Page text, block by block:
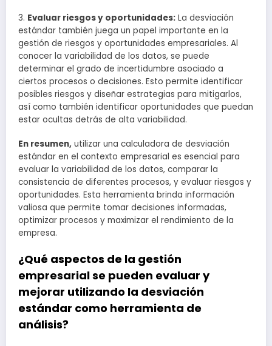
3. Evaluar riesgos y oportunidades: La desviación
estándar también juega un papel importante en la
gestión de riesgos y oportunidades empresariales. Al
conocer la variabilidad de los datos, se puede
determinar el grado de incertidumbre asociado a
ciertos procesos o decisiones. Esto permite identificar
posibles riesgos y diseñar estrategias para mitigarlos,
así como también identificar oportunidades que puedan
estar ocultas detrás de alta variabilidad.
En resumen, utilizar una calculadora de desviación
estándar en el contexto empresarial es esencial para
evaluar la variabilidad de los datos, comparar la
consistencia de diferentes procesos, y evaluar riesgos y
oportunidades. Esta herramienta brinda información
valiosa que permite tomar decisiones informadas,
optimizar procesos y maximizar el rendimiento de la
empresa.
¿Qué aspectos de la gestión
empresarial se pueden evaluar y
mejorar utilizando la desviación
estándar como herramienta de
análisis?